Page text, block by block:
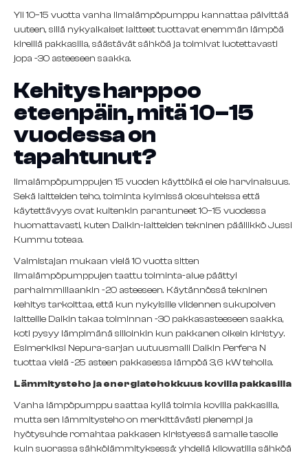
Yli 10–15 vuotta vanha ilmalämpöpumppu kannattaa päivittää
uuteen, sillä nykyaikaiset laitteet tuottavat enemmän lämpöä
kireillä pakkasilla, säästävät sähköä ja toimivat luotettavasti
jopa -30 asteeseen saakka.
Kehitys harppoo
eteenpäin, mitä 10–15
vuodessa on
tapahtunut?
Ilmalämpöpumppujen 15 vuoden käyttöikä ei ole harvinaisuus.
Sekä laitteiden teho, toiminta kylmissä olosuhteissa että
käytettävyys ovat kuitenkin parantuneet 10–15 vuodessa
huomattavasti, kuten Daikin-laitteiden tekninen päällikkö Jussi
Kummu toteaa.
Valmistajan mukaan vielä 10 vuotta sitten
ilmalämpöpumppujen taattu toiminta-alue päättyi
parhaimmillaankin -20 asteeseen. Käytännössä tekninen
kehitys tarkoittaa, että kun nykyisille viidennen sukupolven
laitteille Daikin takaa toiminnan -30 pakkasasteeseen saakka,
koti pysyy lämpimänä silloinkin kun pakkanen oikein kiristyy.
Esimerkiksi Nepura-sarjan uutuusmalli Daikin Perfera N
tuottaa vielä -25 asteen pakkasessa lämpöä 3,6 kW teholla.
Lämmitysteho ja energiatehokkuus kovilla pakkasilla
Vanha lämpöpumppu saattaa kyllä toimia kovilla pakkasilla,
mutta sen lämmitysteho on merkittävästi pienempi ja
hyötysuhde romahtaa pakkasen kiristyessä samalle tasolle
kuin suorassa sähkölämmityksessä: yhdellä kilowatilla sähköä